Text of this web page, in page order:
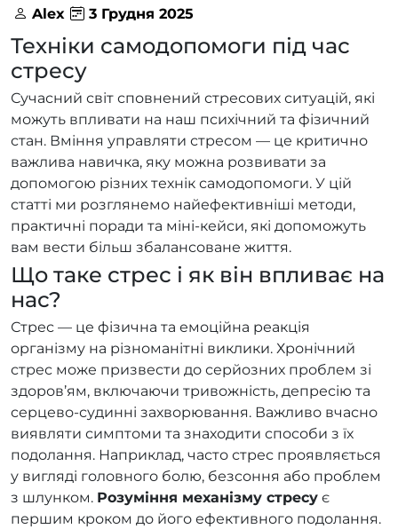
Alex 3 Грудня 2025
Техніки самодопомоги під час
стресу
Сучасний світ сповнений стресових ситуацій, які
можуть впливати на наш психічний та фізичний
стан. Вміння управляти стресом — це критично
важлива навичка, яку можна розвивати за
допомогою різних технік самодопомоги. У цій
статті ми розглянемо найефективніші методи,
практичні поради та міні-кейси, які допоможуть
вам вести більш збалансоване життя.
Що таке стрес і як він впливає на
нас?
Стрес — це фізична та емоційна реакція
організму на різноманітні виклики. Хронічний
стрес може призвести до серйозних проблем зі
здоров’ям, включаючи тривожність, депресію та
серцево-судинні захворювання. Важливо вчасно
виявляти симптоми та знаходити способи з їх
подолання. Наприклад, часто стрес проявляється
у вигляді головного болю, безсоння або проблем
з шлунком. Розуміння механізму стресу є
першим кроком до його ефективного подолання.